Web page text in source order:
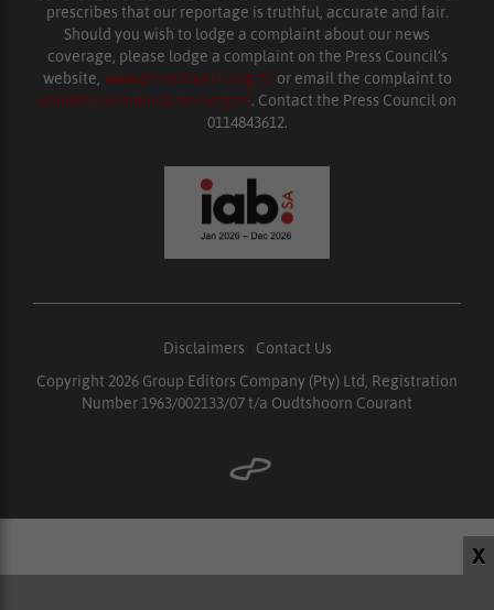
X
prescribes that our reportage is truthful, accurate and fair.
Should you wish to lodge a complaint about our news
coverage, please lodge a complaint on the Press Council’s
website, www.presscouncil.org.za or email the complaint to
enquiries@ombudsman.org.za. Contact the Press Council on
0114843612.
Disclaimers
Contact Us
Copyright 2026 Group Editors Company (Pty) Ltd, Registration
Number 1963/002133/07 t/a Oudtshoorn Courant